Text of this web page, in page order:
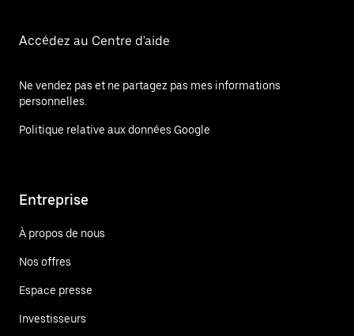
Accédez au Centre d'aide
Ne vendez pas et ne partagez pas mes informations
personnelles.
Politique relative aux données Google
Entreprise
À propos de nous
Nos offres
Espace presse
Investisseurs